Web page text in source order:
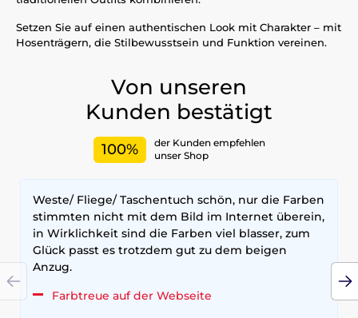
Setzen Sie auf einen authentischen Look mit Charakter – mit
Hosenträgern, die Stilbewusstsein und Funktion vereinen.
Von unseren
Kunden bestätigt
100%
der Kunden empfehlen
unser Shop
Weste/ Fliege/ Taschentuch schön, nur die Farben
stimmten nicht mit dem Bild im Internet überein,
in Wirklichkeit sind die Farben viel blasser, zum
Glück passt es trotzdem gut zu dem beigen
Anzug.
Farbtreue auf der Webseite